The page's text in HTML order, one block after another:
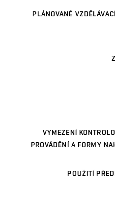
PLÁNOVANÉ
VYMEZENÍ
PROVÁDĚNÍ A FORMY
POUŽITÍ